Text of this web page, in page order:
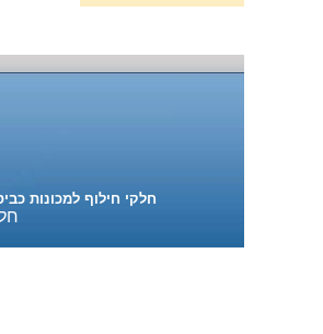
חלקי חילוף למכונות